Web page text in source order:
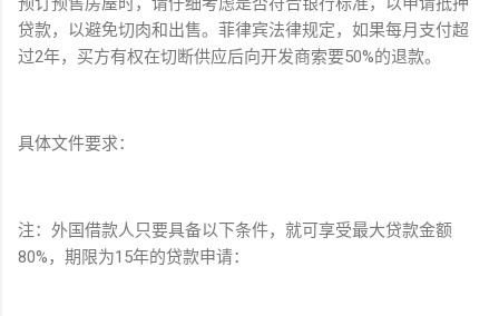
贷款，以避免切肉和出售。菲律宾法律规定，如果每月支付超
过2年，买方有权在切断供应后向开发商索要50%的退款。
具体文件要求：
注：外国借款人只要具备以下条件，就可享受最大贷款金额
80%，期限为15年的贷款申请：